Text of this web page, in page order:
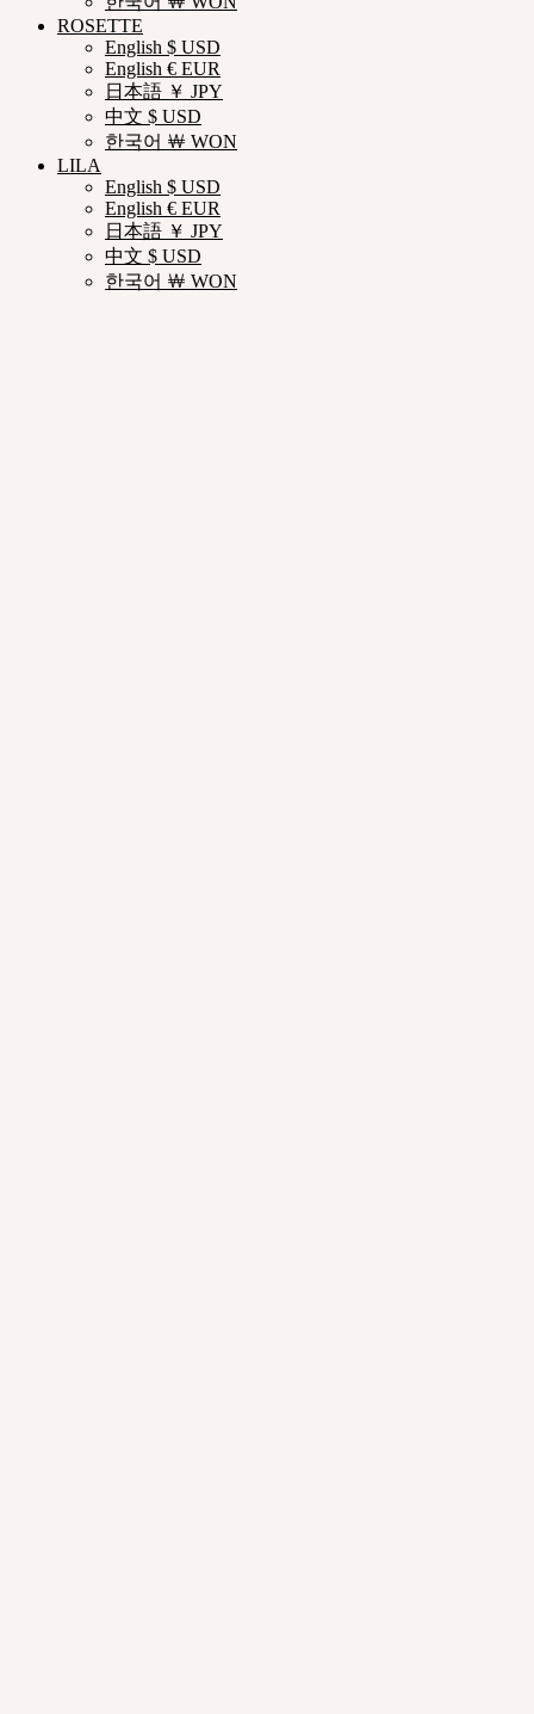
ROSETTE
English $ USD
English € EUR
日本語 ￥ JPY
中文 $ USD
한국어 ￦ WON
LILA
English $ USD
English € EUR
日本語 ￥ JPY
中文 $ USD
한국어 ￦ WON